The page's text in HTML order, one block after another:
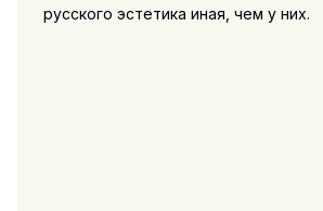
русского эстетика иная, чем у них.